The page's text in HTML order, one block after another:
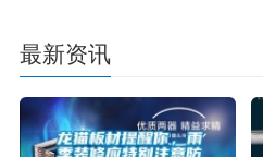
最新资讯